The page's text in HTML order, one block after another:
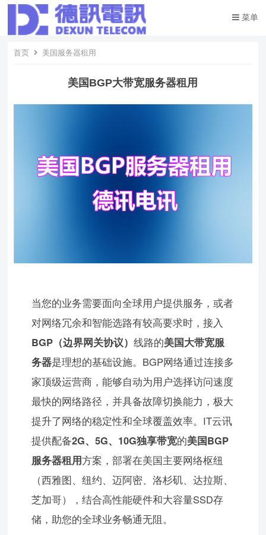
菜单
首页 美国服务器租用
美国BGP大带宽服务器租用
当您的业务需要面向全球用户提供服务，或者
对网络冗余和智能选路有较高要求时，接入
BGP（边界网关协议）线路的美国大带宽服
务器是理想的基础设施。BGP网络通过连接多
家顶级运营商，能够自动为用户选择访问速度
最快的网络路径，并具备故障切换能力，极大
提升了网络的稳定性和全球覆盖效率。IT云讯
提供配备2G、5G、10G独享带宽的美国BGP
服务器租用方案，部署在美国主要网络枢纽
（西雅图、纽约、迈阿密、洛杉矶、达拉斯、
芝加哥），结合高性能硬件和大容量SSD存
储，助您的全球业务畅通无阻。